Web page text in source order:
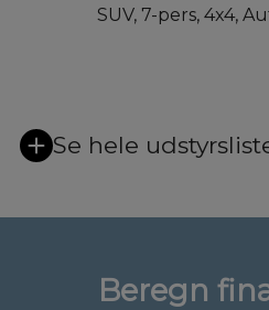
SUV, 7-pers, 4x4,
Se hele
Beregn